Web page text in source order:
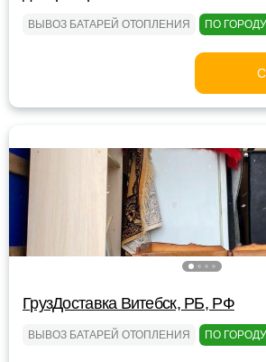
ВЫВОЗ БАТАРЕЙ ОТОПЛЕНИЯ ПО ГОРОДУ
ГрузДоставка Витебск, РБ, РФ
ВЫВОЗ БАТАРЕЙ ОТОПЛЕНИЯ ПО ГОРОДУ